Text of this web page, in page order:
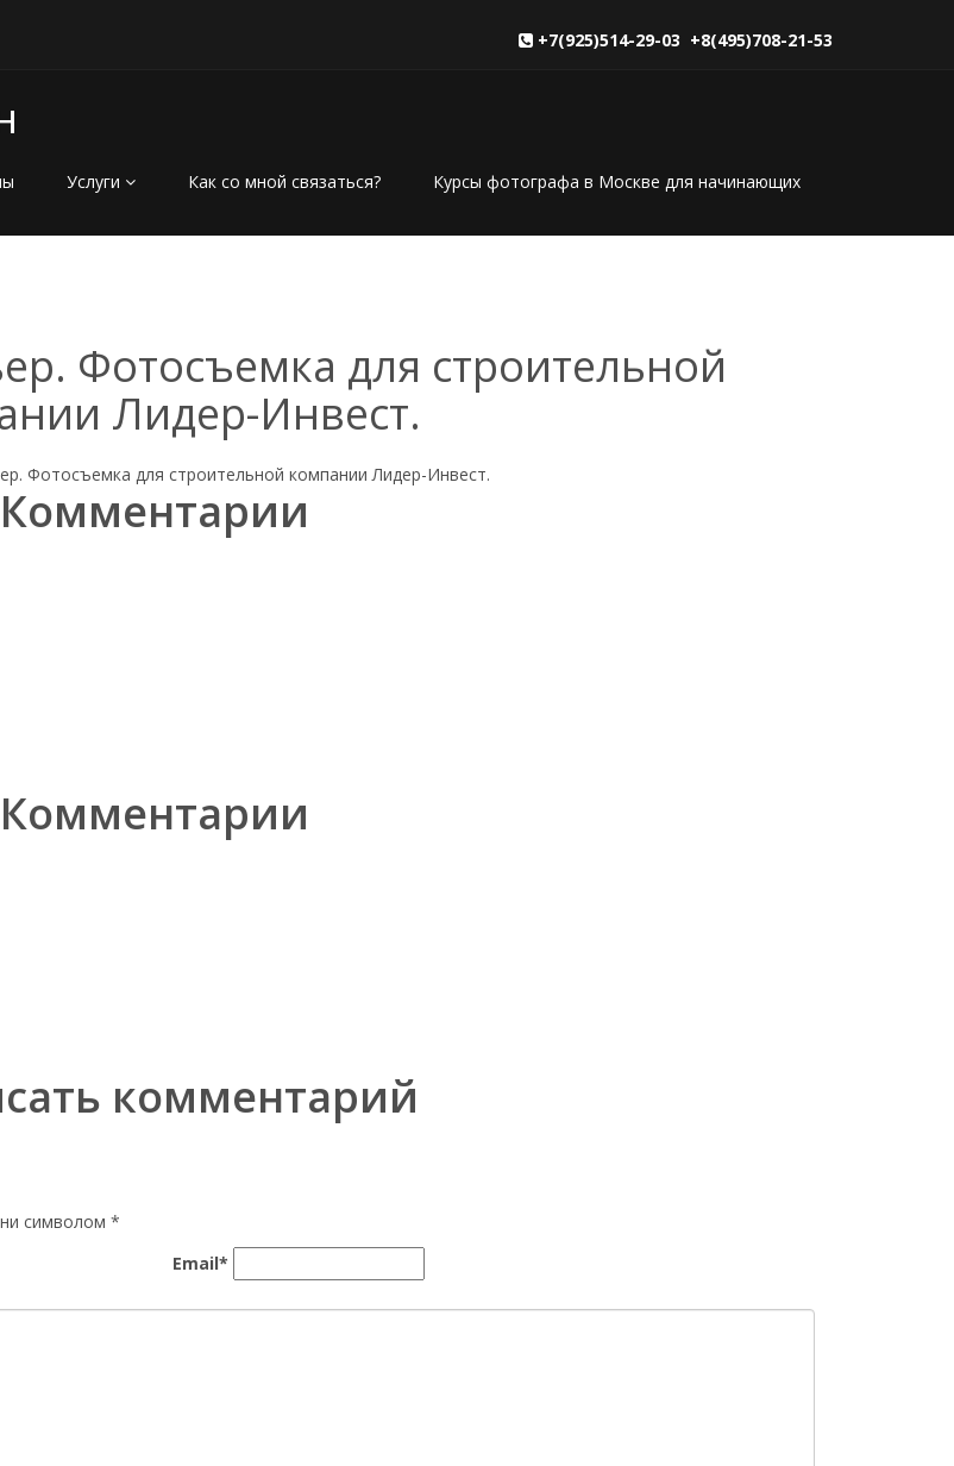
+7(925)514-29-03 +8(495)708-21-53
Услуги Как со мной связаться? Курсы фотографа в Москве для начинающих
Фотосъемка для строительной
Лидер-Инвест.
Комментарии
Комментарии
комментарий
символом *
Email*